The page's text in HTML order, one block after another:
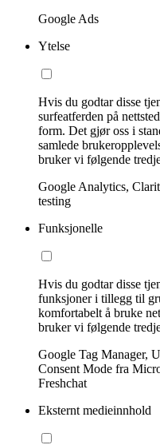
Google Ads
Ytelse
Hvis du godtar disse
surfeatferden på
form. Det gjør oss i
samlede
bruker vi følgende
Google Analytics,
testing
Funksjonelle
Hvis du godtar disse
funksjoner i tillegg til
komfortabelt å bruke
bruker vi følgende
Google Tag Manager,
Consent Mode fra
Freshchat
Eksternt medieinnhold